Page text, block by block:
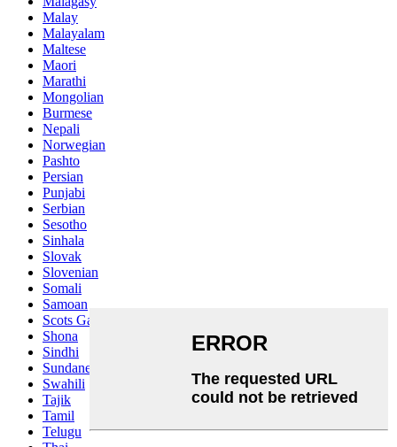
Malay
Malayalam
Maltese
Maori
Marathi
Mongolian
Burmese
Nepali
Norwegian
Pashto
Persian
Punjabi
Serbian
Sesotho
Sinhala
Slovak
Slovenian
Somali
Samoan
Scots Gaelic
Shona
Sindhi
Sundanese
Swahili
Tajik
Tamil
Telugu